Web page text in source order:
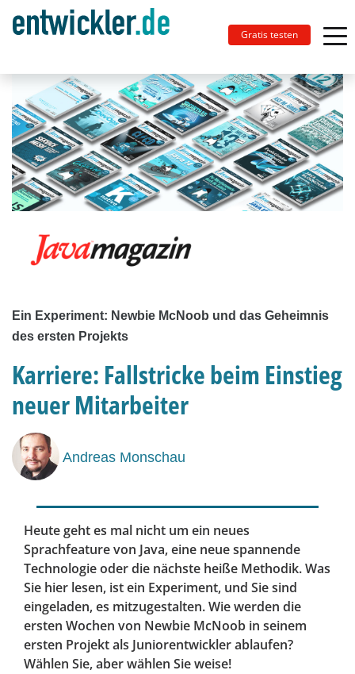
Gratis testen
Ein Experiment: Newbie McNoob und das Geheimnis
des ersten Projekts
Karriere: Fallstricke beim Einstieg
neuer Mitarbeiter
Andreas Monschau
Heute geht es mal nicht um ein neues
Sprachfeature von Java, eine neue spannende
Technologie oder die nächste heiße Methodik. Was
Sie hier lesen, ist ein Experiment, und Sie sind
eingeladen, es mitzugestalten. Wie werden die
ersten Wochen von Newbie McNoob in seinem
ersten Projekt als Juniorentwickler ablaufen?
Wählen Sie, aber wählen Sie weise!